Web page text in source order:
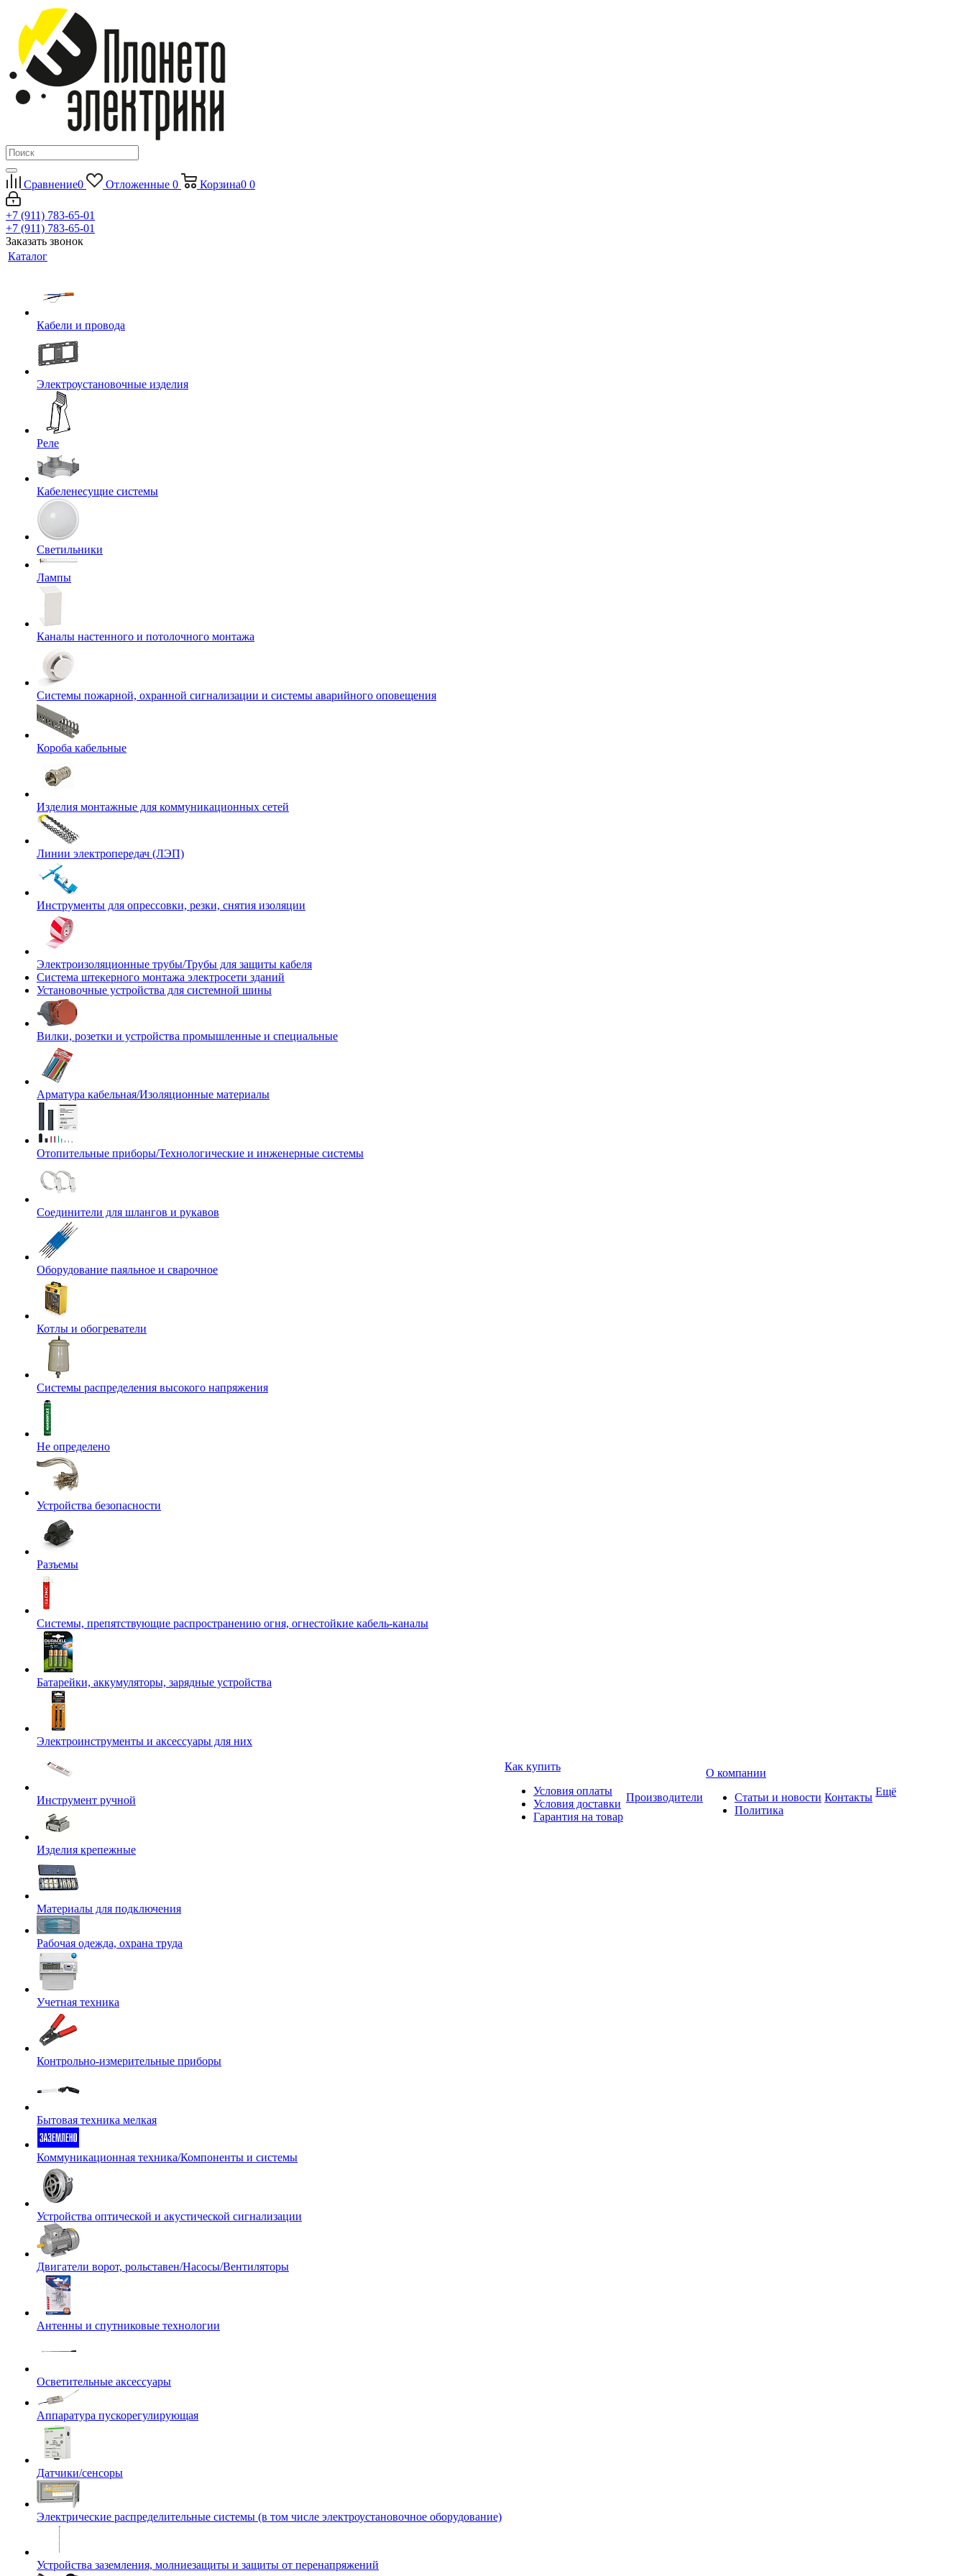
Сравнение0 Отложенные 0 Корзина0 0
+7 (911) 783-65-01
+7 (911) 783-65-01
Заказать звонок
Каталог
Кабели и провода
Электроустановочные изделия
Реле
Кабеленесущие системы
Светильники
Лампы
Каналы настенного и потолочного монтажа
Системы пожарной, охранной сигнализации и системы аварийного оповещения
Короба кабельные
Изделия монтажные для коммуникационных сетей
Линии электропередач (ЛЭП)
Инструменты для опрессовки, резки, снятия изоляции
Электроизоляционные трубы/Трубы для защиты кабеля
Система штекерного монтажа электросети зданий
Установочные устройства для системной шины
Вилки, розетки и устройства промышленные и специальные
Арматура кабельная/Изоляционные материалы
Отопительные приборы/Технологические и инженерные системы
Соединители для шлангов и рукавов
Оборудование паяльное и сварочное
Котлы и обогреватели
Системы распределения высокого напряжения
Не определено
Устройства безопасности
Разъемы
Системы, препятствующие распространению огня, огнестойкие кабель-каналы
Батарейки, аккумуляторы, зарядные устройства
Электроинструменты и аксессуары для них
Инструмент ручной
Изделия крепежные
Материалы для подключения
Рабочая одежда, охрана труда
Учетная техника
Контрольно-измерительные приборы
Бытовая техника мелкая
Коммуникационная техника/Компоненты и системы
Устройства оптической и акустической сигнализации
Двигатели ворот, рольставен/Насосы/Вентиляторы
Антенны и спутниковые технологии
Осветительные аксессуары
Аппаратура пускорегулирующая
Датчики/сенсоры
Электрические распределительные системы (в том числе электроустановочное оборудование)
Устройства заземления, молниезащиты и защиты от перенапряжений
Как купить
Условия оплаты
Условия доставки
Гарантия на товар
Производители
О компании
Статьи и новости
Политика
Контакты Ещё